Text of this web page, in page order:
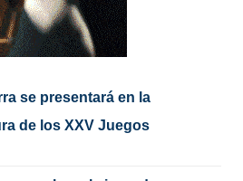
se presentará en la
de los XXV Juegos